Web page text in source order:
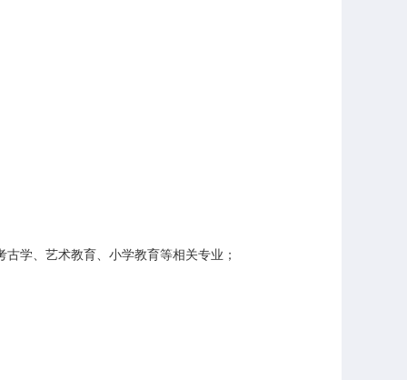
学、艺术教育、小学教育等相关专业；